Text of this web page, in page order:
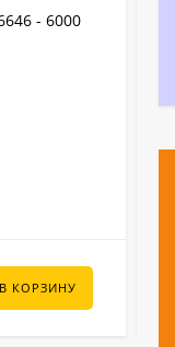
- 6000
В КОРЗИНУ